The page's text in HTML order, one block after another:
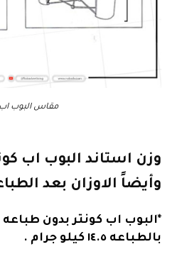
مقاس البوب اب
وزن استاند البوب اب
وأيضاً الاوزان بعد
بالطباعه ١٤.٥ كيلو جرام .